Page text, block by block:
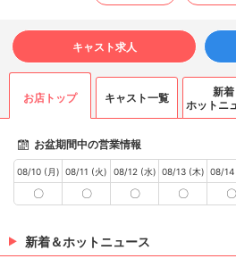
キャスト求人
お店トップ キャスト一覧
新着
ホットニ
お盆期間中の営業情報
08/10 (月)
〇
08/11 (火)
〇
08/12 (水)
〇
08/13 (木)
〇
08/14
〇
新着＆ホットニュース